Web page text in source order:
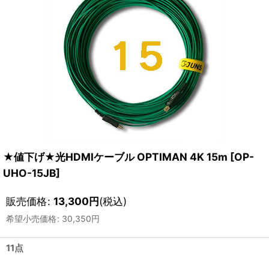
★値下げ★光HDMIケーブル OPTIMAN 4K 15m [OP-
UHO-15JB]
販売価格: 13,300円(税込)
希望小売価格: 30,350円
11点